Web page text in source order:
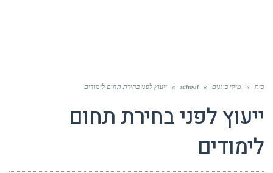
בית » מיקי בוגנים »
school
» ייעוץ לפני בחירת תחום לימודים
ייעוץ לפני בחירת תחום
לימודים